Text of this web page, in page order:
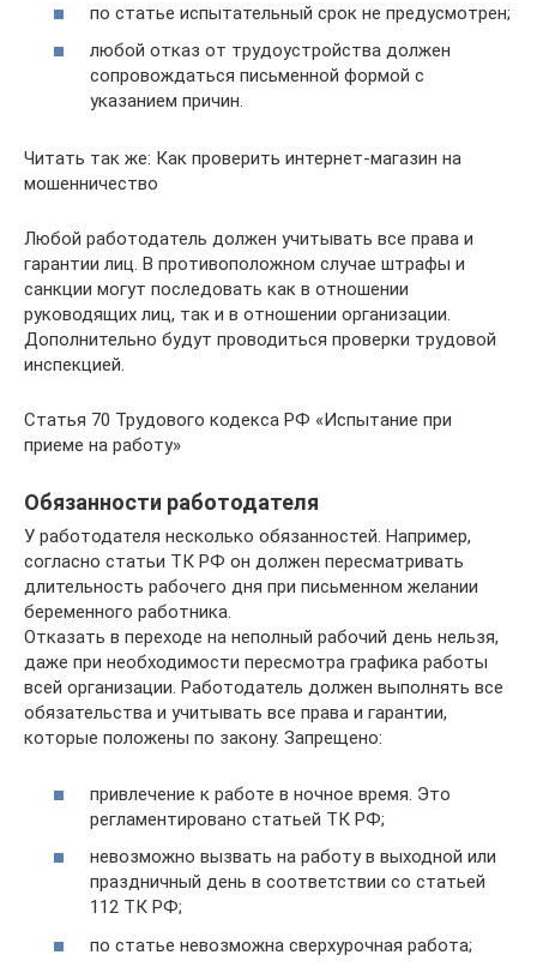
по статье испытательный срок не предусмотрен;
любой отказ от трудоустройства должен
сопровождаться письменной формой с
указанием причин.
Читать так же: Как проверить интернет-магазин на
мошенничество
Любой работодатель должен учитывать все права и
гарантии лиц. В противоположном случае штрафы и
санкции могут последовать как в отношении
руководящих лиц, так и в отношении организации.
Дополнительно будут проводиться проверки трудовой
инспекцией.
Статья 70 Трудового кодекса РФ «Испытание при
приеме на работу»
Обязанности работодателя
У работодателя несколько обязанностей. Например,
согласно статьи ТК РФ он должен пересматривать
длительность рабочего дня при письменном желании
беременного работника.
Отказать в переходе на неполный рабочий день нельзя,
даже при необходимости пересмотра графика работы
всей организации. Работодатель должен выполнять все
обязательства и учитывать все права и гарантии,
которые положены по закону. Запрещено:
привлечение к работе в ночное время. Это
регламентировано статьей ТК РФ;
невозможно вызвать на работу в выходной или
праздничный день в соответствии со статьей
112 ТК РФ;
по статье невозможна сверхурочная работа;